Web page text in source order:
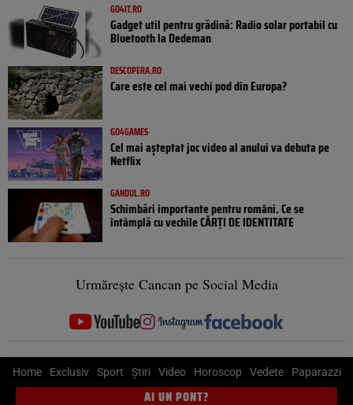
GO4IT.RO
Gadget util pentru grădină: Radio solar portabil cu
Bluetooth la Dedeman
DESCOPERA.RO
Care este cel mai vechi pod din Europa?
GO4GAMES
Cel mai așteptat joc video al anului va debuta pe
Netflix
GANDUL.RO
Schimbări importante pentru români. Ce se
întâmplă cu vechile CĂRȚI DE IDENTITATE
Urmărește Cancan pe Social Media
Home Exclusiv Sport Știri Video Horoscop Vedete Paparazzi
AI UN PONT?